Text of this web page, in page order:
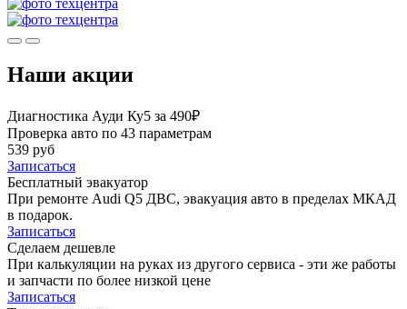
Наши акции
Диагностика Ауди Ку5 за 490₽
Проверка авто по 43 параметрам
539 руб
Записаться
Бесплатный эвакуатор
При ремонте Audi Q5 ДВС, эвакуация авто в пределах МКАД
в подарок.
Записаться
Сделаем дешевле
При калькуляции на руках из другого сервиса - эти же работы
и запчасти по более низкой цене
Записаться